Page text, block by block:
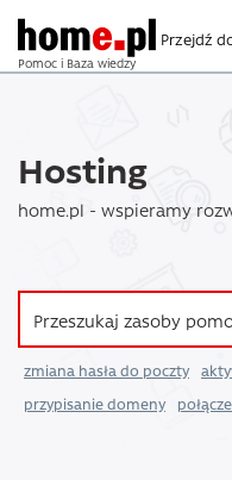
Pomoc i Baza wiedzy
Przejdź
Hosting
home.pl - wspieramy
zmiana hasła do poczty
przypisanie domeny